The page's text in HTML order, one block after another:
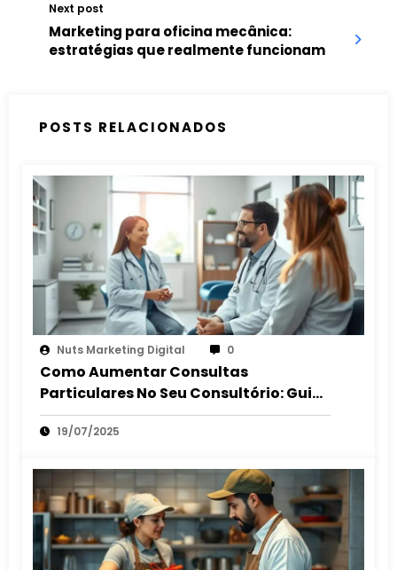
Next post
Marketing para oficina mecânica:
estratégias que realmente funcionam
POSTS RELACIONADOS
Nuts Marketing Digital 0
Como Aumentar Consultas
Particulares No Seu Consultório: Guia
2025
19/07/2025